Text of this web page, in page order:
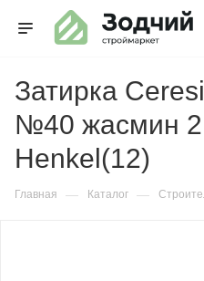
Затирка
№40 жасмин
Henkel(12)
Главная — Каталог —